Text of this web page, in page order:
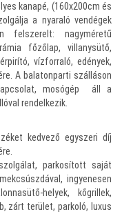
kanapé, (160x200cm és
a nyaraló vendégek
felszerelt: nagyméretű
főzőlap, villanysütő,
vízforraló, edények,
A balatonparti szálláson
mosógép áll a
rendelkezik.
kedvező egyszeri díj
parkosított saját
ingyenesen
helyek, kőgrillek,
zárt terület, parkoló, luxus